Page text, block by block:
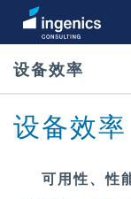
战略咨询
设备效率
设备效率
可用性、性